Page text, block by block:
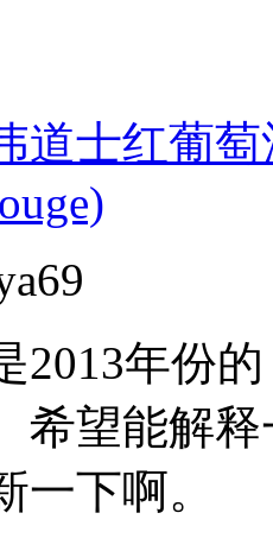
道士红葡萄
2013年份
希望能解
一下啊。